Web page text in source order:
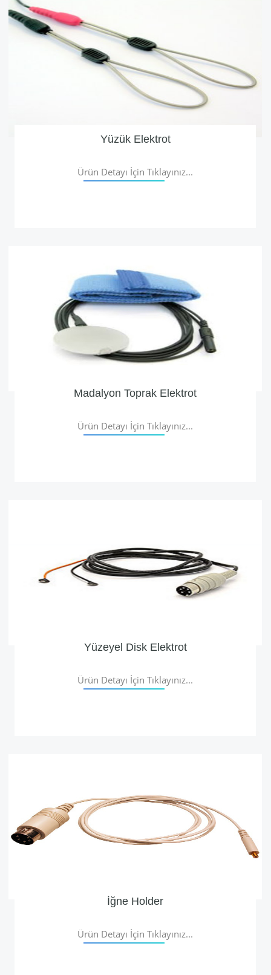
Yüzük Elektrot
Ürün Detayı İçin Tıklayınız...
Madalyon Toprak Elektrot
Ürün Detayı İçin Tıklayınız...
Yüzeyel Disk Elektrot
Ürün Detayı İçin Tıklayınız...
İğne Holder
Ürün Detayı İçin Tıklayınız...